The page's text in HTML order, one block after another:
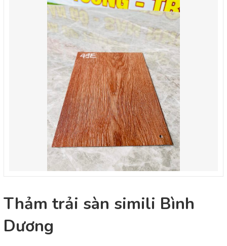
Thảm trải sàn simili Bình
Dương